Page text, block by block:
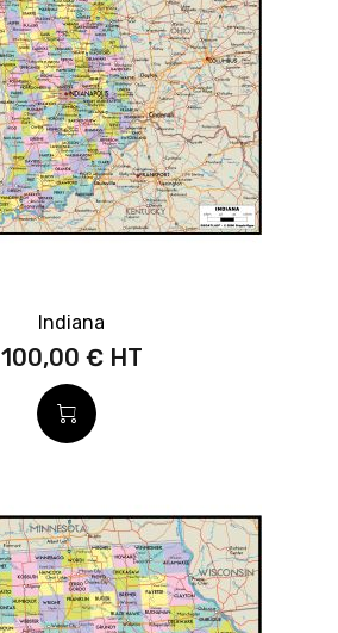
Indiana
100,00 €